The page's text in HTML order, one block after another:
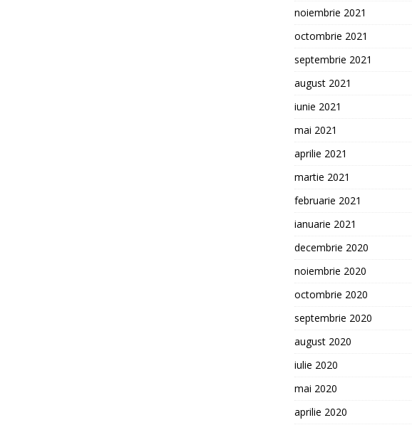
noiembrie 2021
octombrie 2021
septembrie 2021
august 2021
iunie 2021
mai 2021
aprilie 2021
martie 2021
februarie 2021
ianuarie 2021
decembrie 2020
noiembrie 2020
octombrie 2020
septembrie 2020
august 2020
iulie 2020
mai 2020
aprilie 2020